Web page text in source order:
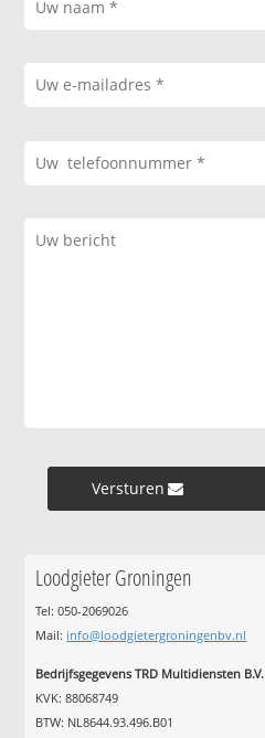
Versturen »
Loodgieter Groningen
Tel: 050-2069026
Mail: info@loodgietergroningenbv.nl
Bedrijfsgegevens TRD Multidiensten B.V.
KVK: 88068749
BTW: NL8644.93.496.B01